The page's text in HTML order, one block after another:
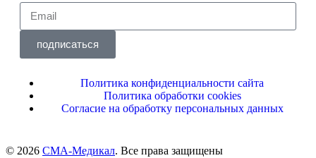
подписаться
Политика конфиденциальности сайта
Политика обработки cookies
Согласие на обработку персональных данных
© 2026 СМА-Медикал. Все права защищены